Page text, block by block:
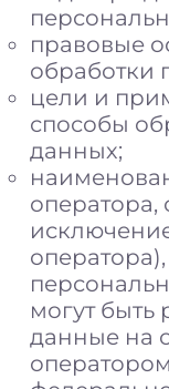
правовые
обработки
цели и
способы
данных;
оператора,
могут
данные на